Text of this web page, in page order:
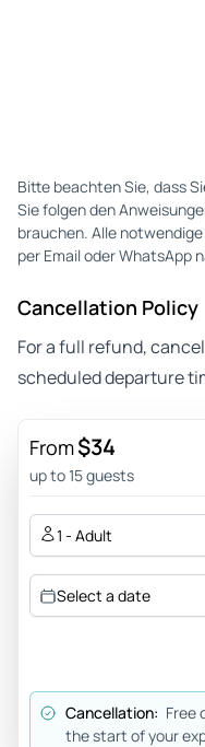
Bitte beachten Sie, dass
Sie folgen den
brauchen. Alle
per Email oder WhatsApp
Cancellation Policy
For a full refund,
scheduled departure
From$34
up to 15 guests
1 - Adult
Select a date
Cancellation: Free
the start of your